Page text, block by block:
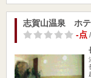
志賀山温泉 ホ
-点/